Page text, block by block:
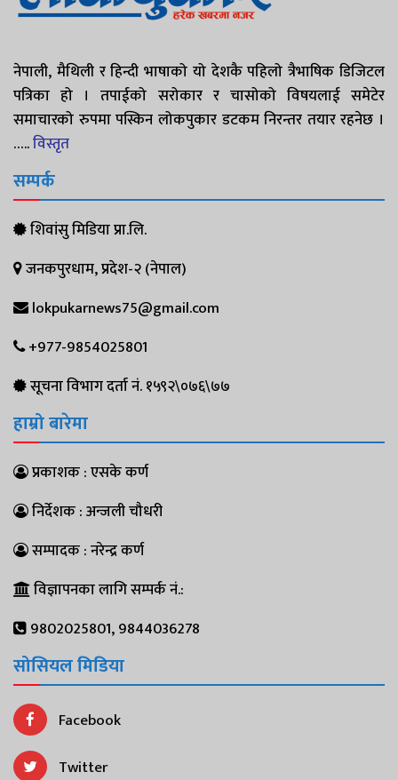
नेपाली, मैथिली र हिन्दी भाषाको यो देशकै पहिलो त्रैभाषिक डिजिटल
पत्रिका हो । तपाईको सरोकार र चासोको विषयलाई समेटेर
समाचारको रुपमा पस्किन लोकपुकार डटकम निरन्तर तयार रहनेछ ।
…..विस्तृत
सम्पर्क
शिवांसु मिडिया प्रा.लि.
जनकपुरधाम, प्रदेश-२ (नेपाल)
lokpukarnews75@gmail.com
+977-9854025801
सूचना विभाग दर्ता नं. १५९२\०७६\७७
हाम्रो बारेमा
प्रकाशक : एसके कर्ण
निर्देशक : अन्जली चौधरी
सम्पादक : नरेन्द्र कर्ण
विज्ञापनका लागि सम्पर्क नं.:
9802025801, 9844036278
सोसियल मिडिया
Facebook
Twitter